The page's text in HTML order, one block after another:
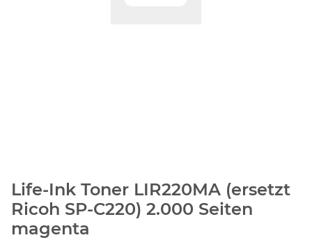
Life-Ink Toner LIR220MA (ersetzt
Ricoh SP-C220) 2.000 Seiten
magenta